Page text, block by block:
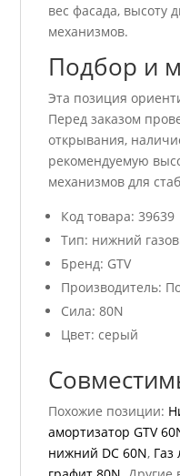
вес фасада, высоту
механизмов.
Подбор и
Эта позиция
Перед заказом
открывания,
рекомендуемую
механизмов для
Код товара: 39639
Тип: нижний
Бренд: GTV
Производитель:
Сила: 80N
Цвет: серый
Похожие позиции:
амортизатор GTV
нижний DC 60N, Газ